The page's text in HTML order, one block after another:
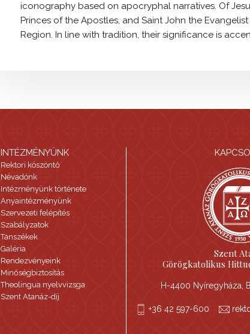
iconography based on apocryphal narratives. Of
Princes of the Apostles, and Saint John the
Region. In line with tradition, their significance is
Szent
Görögkatolikus
H-4400 Nyíregyháza,
+36 42 597-600
INTÉZMÉNYÜNK
Rektori köszöntő
Névadónk
Intézményünk története
Anyaintézményünk
Szervezeti felépítés
Szabályzatok
Tanszékek
Galéria
Rendezvényeink
Minőségbiztosítás
Theolingua nyelvvizsga
Szent Atanáz-díj